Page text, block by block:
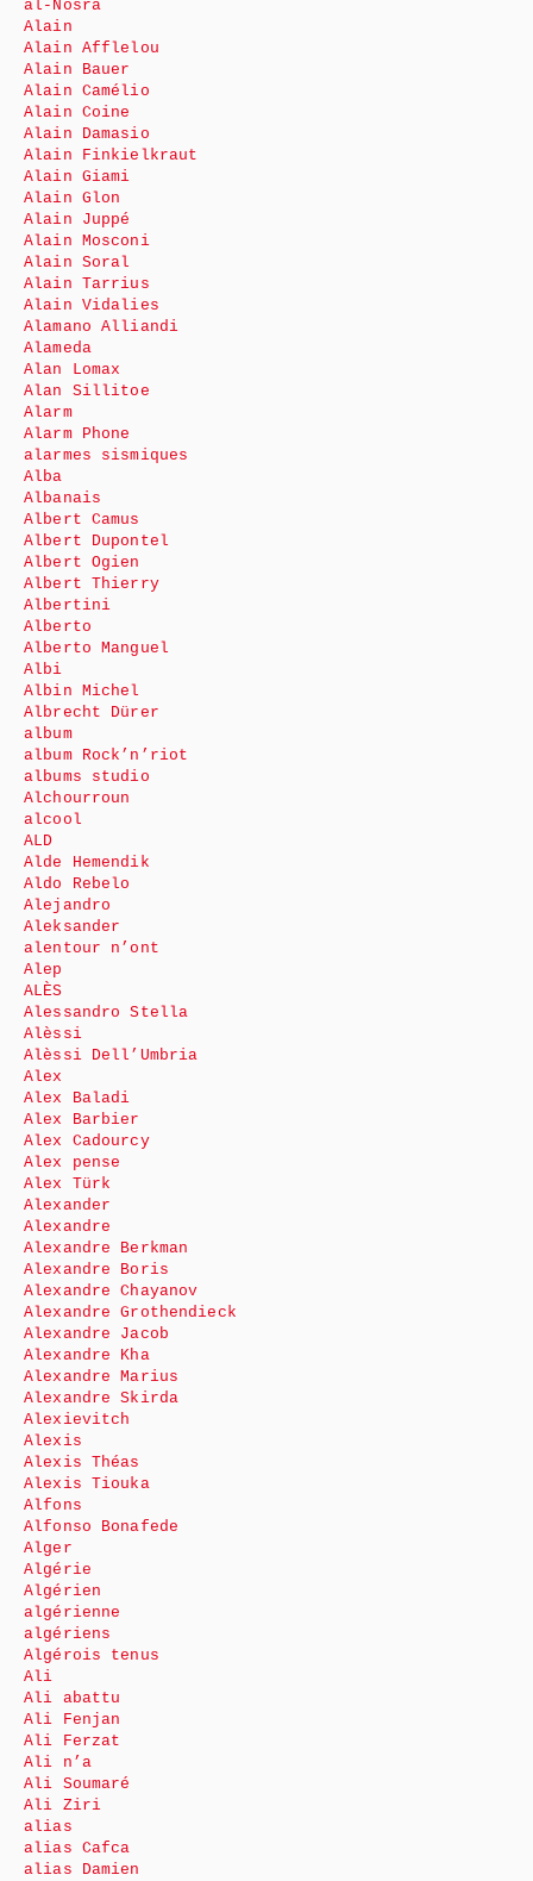
al-Nosra
Alain
Alain Afflelou
Alain Bauer
Alain Camélio
Alain Coine
Alain Damasio
Alain Finkielkraut
Alain Giami
Alain Glon
Alain Juppé
Alain Mosconi
Alain Soral
Alain Tarrius
Alain Vidalies
Alamano Alliandi
Alameda
Alan Lomax
Alan Sillitoe
Alarm
Alarm Phone
alarmes sismiques
Alba
Albanais
Albert Camus
Albert Dupontel
Albert Ogien
Albert Thierry
Albertini
Alberto
Alberto Manguel
Albi
Albin Michel
Albrecht Dürer
album
album Rock’n’riot
albums studio
Alchourroun
alcool
ALD
Alde Hemendik
Aldo Rebelo
Alejandro
Aleksander
alentour n’ont
Alep
ALÈS
Alessandro Stella
Alèssi
Alèssi Dell’Umbria
Alex
Alex Baladi
Alex Barbier
Alex Cadourcy
Alex pense
Alex Türk
Alexander
Alexandre
Alexandre Berkman
Alexandre Boris
Alexandre Chayanov
Alexandre Grothendieck
Alexandre Jacob
Alexandre Kha
Alexandre Marius
Alexandre Skirda
Alexievitch
Alexis
Alexis Théas
Alexis Tiouka
Alfons
Alfonso Bonafede
Alger
Algérie
Algérien
algérienne
algériens
Algérois tenus
Ali
Ali abattu
Ali Fenjan
Ali Ferzat
Ali n’a
Ali Soumaré
Ali Ziri
alias
alias Cafca
alias Damien